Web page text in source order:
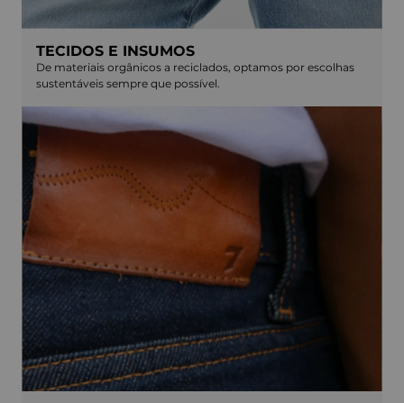
TECIDOS E INSUMOS
De materiais orgânicos a reciclados, optamos por escolhas
sustentáveis sempre que possível.